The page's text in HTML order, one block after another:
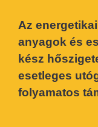
Az
anyagok és
kész
esetleges
folyamatos